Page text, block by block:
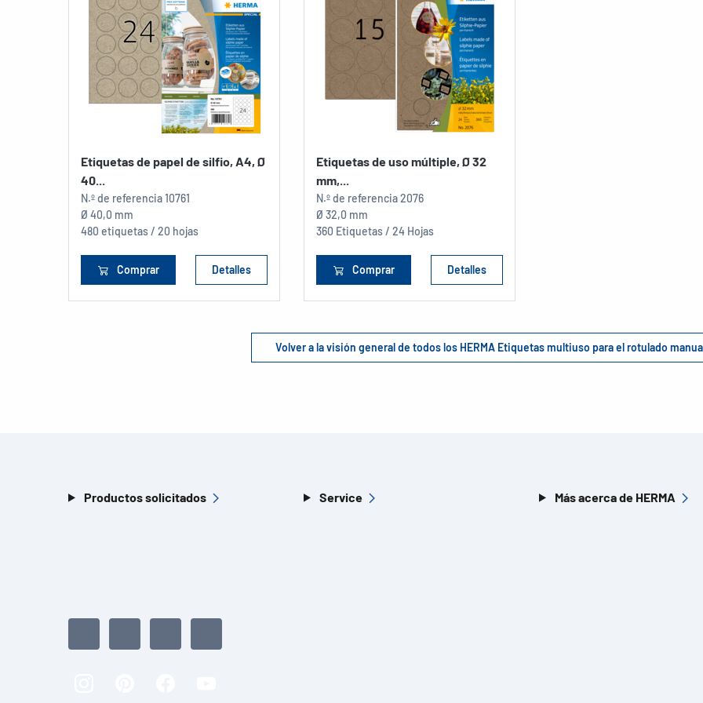
Etiquetas de papel de silfio, A4, Ø
40...
N.º de referencia10761
Ø 40,0 mm
480 etiquetas / 20 hojas
Comprar Detalles
Etiquetas de uso múltiple, Ø 32
mm,...
N.º de referencia2076
Ø 32,0 mm
360 Etiquetas / 24 Hojas
Comprar Detalles
Volver a la visión general de todos los HERMA Etiquetas multiuso para el rotulado
Productos solicitados Service Más acerca de HERMA